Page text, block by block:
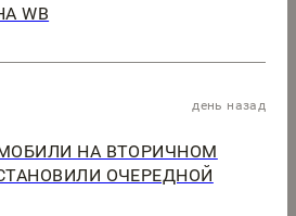
WB
день назад
НА ВТОРИЧНОМ
ОЧЕРЕДНОЙ